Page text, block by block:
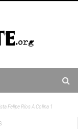
Felipe Ríos A Colina 1